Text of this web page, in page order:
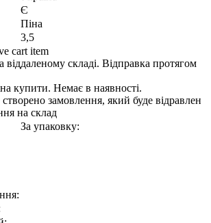
Є
Піна
3,5
віддаленому складі. Відправка протягом
купити. Немає в наявності.
замовлення, який буде відравлен
на склад
За упаковку: